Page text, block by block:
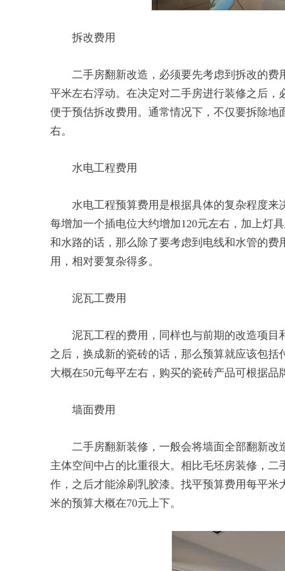
拆改费用
二手房翻新改造，必须要先考虑到拆改的费
平米左右浮动。在决定对二手房进行装修之后
便于预估拆改费用。通常情况下，不仅要拆除
右。
水电工程费用
水电工程预算费用是根据具体的复杂程度来
每增加一个插电位大约增加120元左右，加上灯
和水路的话，那么除了要考虑到电线和水管的
用，相对要复杂得多。
泥瓦工费用
泥瓦工程的费用，同样也与前期的改造项目
之后，换成新的瓷砖的话，那么预算就应该包
大概在50元每平左右，购买的瓷砖产品可根据品
墙面费用
二手房翻新装修，一般会将墙面全部翻新改
主体空间中占的比重很大。相比毛坯房装修，
作，之后才能涂刷乳胶漆。找平预算费用每平
米的预算大概在70元上下。